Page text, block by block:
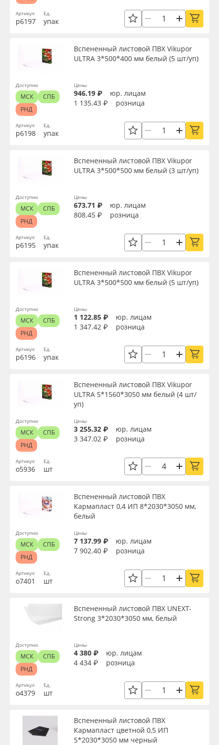
Артикул
р6197
Ед.
упак
Артикул
р6198
Вспененный листовой ПВХ Vikupor
ULTRA 3*500*400 мм белый (5 шт/уп)
Ед.
упак
Цены
946.19 ₽
юр. лицам
1 135.43 ₽
розница
Доступно
МСК
СПБ
РНД
Артикул
р6195
Вспененный листовой ПВХ Vikupor
ULTRA 3*500*500 мм белый (3 шт/уп)
Ед.
упак
Цены
673.71 ₽
юр. лицам
808.45 ₽
розница
Доступно
МСК
СПБ
РНД
Артикул
р6196
Вспененный листовой ПВХ Vikupor
ULTRA 3*500*500 мм белый (5 шт/уп)
Ед.
упак
Цены
1 122.85 ₽
юр. лицам
1 347.42 ₽
розница
Доступно
МСК
СПБ
РНД
Артикул
о5936
Вспененный листовой ПВХ Vikupor
ULTRA 5*1560*3050 мм белый (4 шт/
уп)
Ед.
шт
Цены
3 255.32 ₽
юр. лицам
3 347.02 ₽
розница
Доступно
МСК
СПБ
РНД
Артикул
о7401
Вспененный листовой ПВХ
Кармапласт 0,4 ИП 8*2030*3050 мм,
белый
Ед.
шт
Цены
7 137.99 ₽
юр. лицам
7 902.40 ₽
розница
Доступно
МСК
СПБ
РНД
Артикул
о4379
Вспененный листовой ПВХ UNEXT-
Strong 3*2030*3050 мм, белый
Ед.
шт
Цены
4 380 ₽
юр. лицам
4 434 ₽
розница
Доступно
МСК
СПБ
РНД
Вспененный листовой ПВХ
Кармапласт цветной 0,5 ИП
5*2030*3050 мм черный